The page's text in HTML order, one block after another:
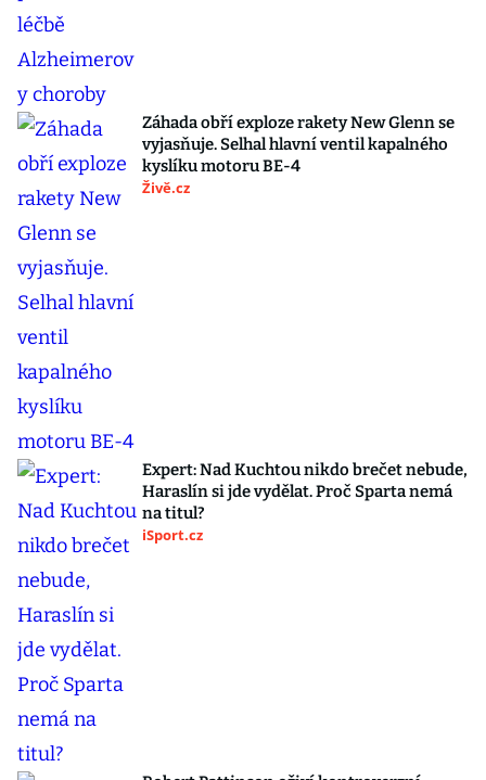
Záhada obří exploze rakety New Glenn se
vyjasňuje. Selhal hlavní ventil kapalného
kyslíku motoru BE-4
Živě.cz
Expert: Nad Kuchtou nikdo brečet nebude,
Haraslín si jde vydělat. Proč Sparta nemá
na titul?
iSport.cz